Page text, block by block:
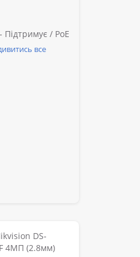
Підтримує / PoE
все
DS-
4МП (2.8мм)